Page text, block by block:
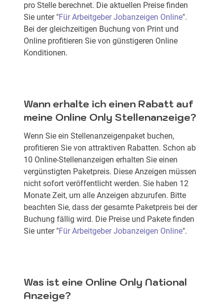
pro Stelle berechnet. Die aktuellen Preise finden
Sie unter "Für Arbeitgeber Jobanzeigen Online".
Bei der gleichzeitigen Buchung von Print und
Online profitieren Sie von günstigeren Online
Konditionen.
Wann erhalte ich einen Rabatt auf
meine Online Only Stellenanzeige?
Wenn Sie ein Stellenanzeigenpaket buchen,
profitieren Sie von attraktiven Rabatten. Schon ab
10 Online-Stellenanzeigen erhalten Sie einen
vergünstigten Paketpreis. Diese Anzeigen müssen
nicht sofort veröffentlicht werden. Sie haben 12
Monate Zeit, um alle Anzeigen abzurufen. Bitte
beachten Sie, dass der gesamte Paketpreis bei der
Buchung fällig wird. Die Preise und Pakete finden
Sie unter "Für Arbeitgeber Jobanzeigen Online".
Was ist eine Online Only National
Anzeige?